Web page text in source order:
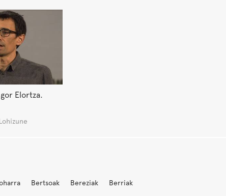
Elortza.
Bertsoak Bereziak Berriak